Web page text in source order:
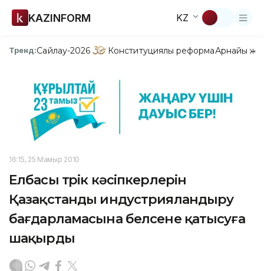
KAZINFORM KZ
Тренд:Сайлау-2026 Конституциялық реформаАрнайы
16:15, 25 Мамыр 2010
Елбасы түрік кәсіпкерлерін
Қазақстанды индустрияландыру
бағдарламасына белсене қатысуға
шақырды